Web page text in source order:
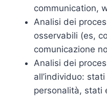
communication,
Analisi dei
osservabili (es,
comunicazione
Analisi dei
all’individuo:
personalità, stati